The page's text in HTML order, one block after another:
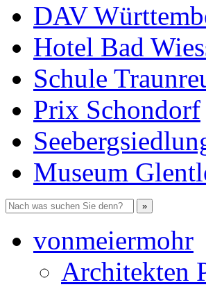
DAV
Hotel Bad
Schule
Prix Schondorf
Museum
vonmeiermohr
Architekten